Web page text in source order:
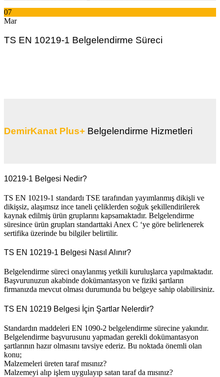
07
Mar
TS EN 10219-1 Belgelendirme Süreci
DemirKanat Plus+ Belgelendirme Hizmetleri
10219-1 Belgesi Nedir?
TS EN 10219-1 standardı TSE tarafından yayımlanmış dikişli ve
dikişsiz, alaşımsız ince taneli çeliklerden soğuk şekillendirilerek
kaynak edilmiş ürün gruplarını kapsamaktadır. Belgelendirme
süresince ürün grupları standarttaki Anex C ‘ye göre belirlenerek
sertifika üzerinde bu bilgiler belirtilir.
TS EN 10219-1 Belgesi Nasıl Alınır?
Belgelendirme süreci onaylanmış yetkili kuruluşlarca yapılmaktadır.
Başvurunuzun akabinde dokümantasyon ve fiziki şartların
firmanızda mevcut olması durumunda bu belgeye sahip olabilirsiniz.
TS EN 10219 Belgesi İçin Şartlar Nelerdir?
Standardın maddeleri EN 1090-2 belgelendirme sürecine yakındır.
Belgelendirme başvurusunu yapmadan gerekli dokümantasyon
şartlarının hazır olmasını tavsiye ederiz. Bu noktada önemli olan
konu;
Malzemeleri üreten taraf mısınız?
Malzemeyi alıp işlem uygulayıp satan taraf da mısınız?